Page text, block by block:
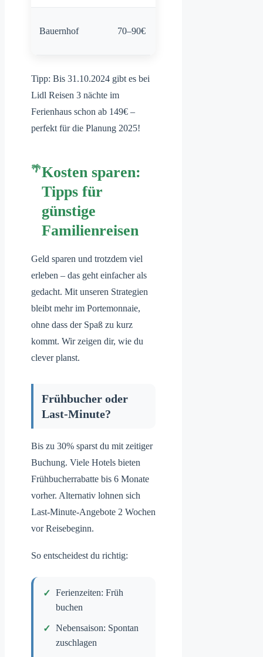
Bauernhof 70–90€
Tipp: Bis 31.10.2024 gibt es bei
Lidl Reisen 3 nächte im
Ferienhaus schon ab 149€ –
perfekt für die Planung 2025!
Kosten sparen:
Tipps für
günstige
Familienreisen
Geld sparen und trotzdem viel
erleben – das geht einfacher als
gedacht. Mit unseren Strategien
bleibt mehr im Portemonnaie,
ohne dass der Spaß zu kurz
kommt. Wir zeigen dir, wie du
clever planst.
Frühbucher oder
Last-Minute?
Bis zu 30% sparst du mit zeitiger
Buchung. Viele Hotels bieten
Frühbucherrabatte bis 6 Monate
vorher. Alternativ lohnen sich
Last-Minute-Angebote 2 Wochen
vor Reisebeginn.
So entscheidest du richtig:
Ferienzeiten: Früh
buchen
Nebensaison: Spontan
zuschlagen